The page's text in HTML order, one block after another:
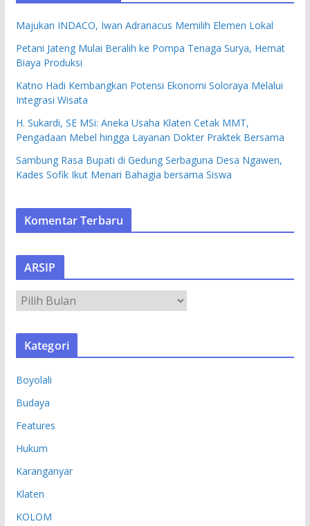
Majukan INDACO, Iwan Adranacus Memilih Elemen Lokal
Petani Jateng Mulai Beralih ke Pompa Tenaga Surya, Hemat
Biaya Produksi
Katno Hadi Kembangkan Potensi Ekonomi Soloraya Melalui
Integrasi Wisata
H. Sukardi, SE MSi: Aneka Usaha Klaten Cetak MMT,
Pengadaan Mebel hingga Layanan Dokter Praktek Bersama
Sambung Rasa Bupati di Gedung Serbaguna Desa Ngawen,
Kades Sofik Ikut Menari Bahagia bersama Siswa
Komentar Terbaru
ARSIP
S
Kategori
Boyolali
Budaya
Features
Hukum
Karanganyar
Klaten
KOLOM